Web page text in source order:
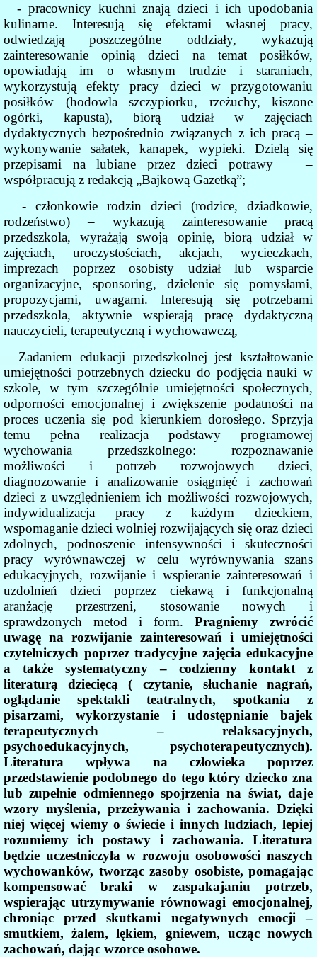
- pracownicy kuchni znają dzieci i ich upodobania
kulinarne. Interesują się efektami własnej pracy,
odwiedzają poszczególne oddziały, wykazują
zainteresowanie opinią dzieci na temat posiłków,
opowiadają im o własnym trudzie i staraniach,
wykorzystują efekty pracy dzieci w przygotowaniu
posiłków (hodowla szczypiorku, rzeżuchy, kiszone
ogórki, kapusta), biorą udział w zajęciach
dydaktycznych bezpośrednio związanych z ich pracą –
wykonywanie sałatek, kanapek, wypieki. Dzielą się
przepisami na lubiane przez dzieci potrawy –
współpracują z redakcją „Bajkową Gazetką”;
- członkowie rodzin dzieci (rodzice, dziadkowie,
rodzeństwo) – wykazują zainteresowanie pracą
przedszkola, wyrażają swoją opinię, biorą udział w
zajęciach, uroczystościach, akcjach, wycieczkach,
imprezach poprzez osobisty udział lub wsparcie
organizacyjne, sponsoring, dzielenie się pomysłami,
propozycjami, uwagami. Interesują się potrzebami
przedszkola, aktywnie wspierają pracę dydaktyczną
nauczycieli, terapeutyczną i wychowawczą,
Zadaniem edukacji przedszkolnej jest kształtowanie
umiejętności potrzebnych dziecku do podjęcia nauki w
szkole, w tym szczególnie umiejętności społecznych,
odporności emocjonalnej i zwiększenie podatności na
proces uczenia się pod kierunkiem dorosłego. Sprzyja
temu pełna realizacja podstawy programowej
wychowania przedszkolnego: rozpoznawanie
możliwości i potrzeb rozwojowych dzieci,
diagnozowanie i analizowanie osiągnięć i zachowań
dzieci z uwzględnieniem ich możliwości rozwojowych,
indywidualizacja pracy z każdym dzieckiem,
wspomaganie dzieci wolniej rozwijających się oraz dzieci
zdolnych, podnoszenie intensywności i skuteczności
pracy wyrównawczej w celu wyrównywania szans
edukacyjnych, rozwijanie i wspieranie zainteresowań i
uzdolnień dzieci poprzez ciekawą i funkcjonalną
aranżację przestrzeni, stosowanie nowych i
sprawdzonych metod i form. Pragniemy zwrócić
uwagę na rozwijanie zainteresowań i umiejętności
czytelniczych poprzez tradycyjne zajęcia edukacyjne
a także systematyczny – codzienny kontakt z
literaturą dziecięcą ( czytanie, słuchanie nagrań,
oglądanie spektakli teatralnych, spotkania z
pisarzami, wykorzystanie i udostępnianie bajek
terapeutycznych – relaksacyjnych,
psychoedukacyjnych, psychoterapeutycznych).
Literatura wpływa na człowieka poprzez
przedstawienie podobnego do tego który dziecko zna
lub zupełnie odmiennego spojrzenia na świat, daje
wzory myślenia, przeżywania i zachowania. Dzięki
niej więcej wiemy o świecie i innych ludziach, lepiej
rozumiemy ich postawy i zachowania. Literatura
będzie uczestniczyła w rozwoju osobowości naszych
wychowanków, tworząc zasoby osobiste, pomagając
kompensować braki w zaspakajaniu potrzeb,
wspierając utrzymywanie równowagi emocjonalnej,
chroniąc przed skutkami negatywnych emocji –
smutkiem, żalem, lękiem, gniewem, ucząc nowych
zachowań, dając wzorce osobowe.